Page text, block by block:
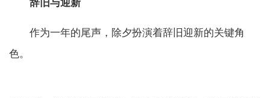
辞旧与迎新
作为一年的尾声，除夕扮演着辞旧迎新的关键角
色。